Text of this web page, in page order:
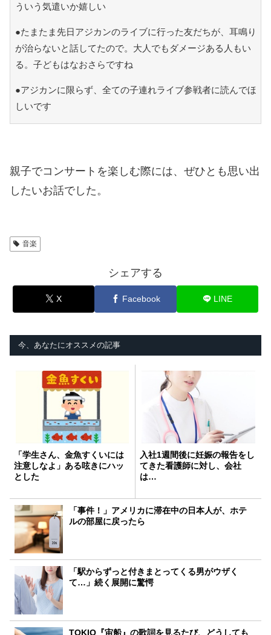
ういう気遣いか嬉しい
●たまたま先日アジカンのライブに行った友だちが、耳鳴り
が治らないと話してたので。大人でもダメージある人もい
る。子どもはなおさらですね
●アジカンに限らず、全ての子連れライブ参戦者に読んでほ
しいです
親子でコンサートを楽しむ際には、ぜひとも思い出
したいお話でした。
音楽
シェアする
X Facebook LINE
今、あなたにオススメの記事
「学生さん、金魚すくいには
注意しなよ」ある呟きにハッ
とした
入社1週間後に妊娠の報告をし
てきた看護師に対し、会社
は…
「事件！」アメリカに滞在中の日本人が、ホテ
ルの部屋に戻ったら
「駅からずっと付きまとってくる男がウザく
て…」続く展開に驚愕
TOKIO『宙船』の歌詞を見るたび、どうしても